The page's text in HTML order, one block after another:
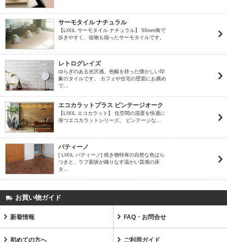
サーモタイル ナチュラル
【LIXIL サーモタイル ナチュラル】 50mm角で
歩きやすく、役物も揃ったサーモタイルです。
レトログレイズ
ゆらぎのある光沢感、色幅を持った懐かしい印
象のタイルです。 カフェや住宅の壁面にお薦め
で…
エコカラットプラス ビンテージオーク
【LIXIL エコカラット】 住空間の湿度を快適に
保つエコカラットシリーズ。 ビンテージな…
パティーノ
[ LIXIL パティーノ] 焼き物特有の自然な色ばら
つきと、ラフ面状が織りなす温かい質感の床
タ…
お買い物ガイド
新着情報 FAQ・お問合せ
初めての方へ ご利用ガイド